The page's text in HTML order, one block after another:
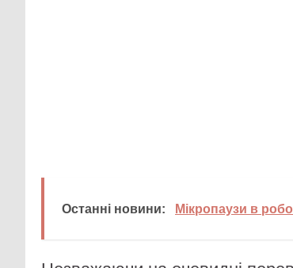
Останні новини: Мікропаузи в